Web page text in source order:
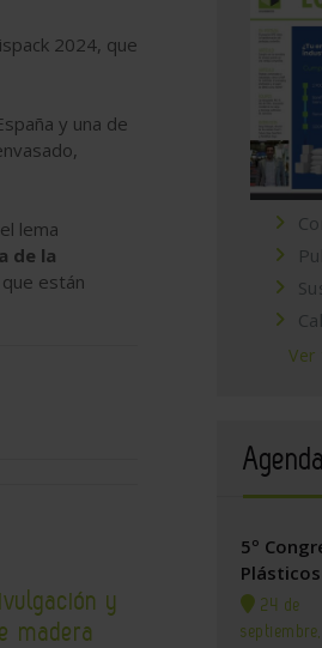
2024, que
y una de
lema
de la
están
y
madera
Agenda
5º
Plásticos
24 de